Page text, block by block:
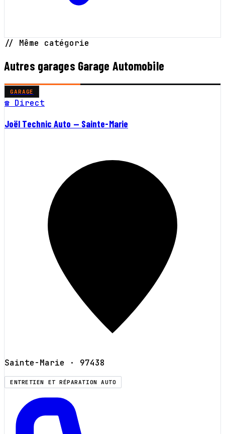
// Même catégorie
Autres garages Garage Automobile
GARAGE
☎ Direct
Joël Technic Auto — Sainte-Marie
Sainte-Marie · 97438
ENTRETIEN ET RÉPARATION AUTO